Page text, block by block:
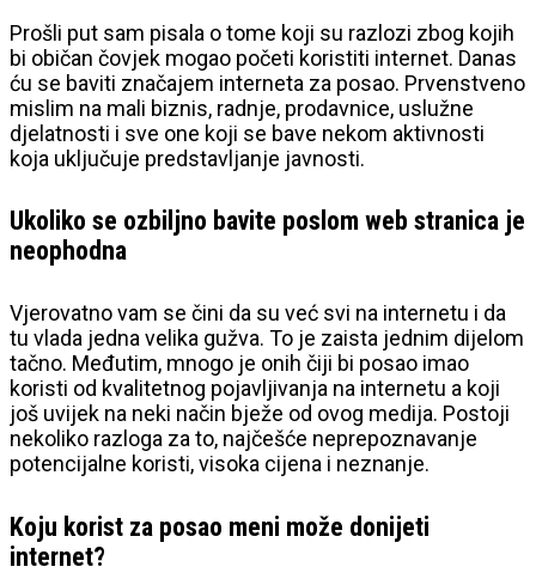
Prošli put sam pisala o tome koji su razlozi zbog kojih
bi običan čovjek mogao početi koristiti internet. Danas
ću se baviti značajem interneta za posao. Prvenstveno
mislim na mali biznis, radnje, prodavnice, uslužne
djelatnosti i sve one koji se bave nekom aktivnosti
koja uključuje predstavljanje javnosti.
Ukoliko se ozbiljno bavite poslom web stranica je
neophodna
Vjerovatno vam se čini da su već svi na internetu i da
tu vlada jedna velika gužva. To je zaista jednim dijelom
tačno. Međutim, mnogo je onih čiji bi posao imao
koristi od kvalitetnog pojavljivanja na internetu a koji
još uvijek na neki način bježe od ovog medija. Postoji
nekoliko razloga za to, najčešće neprepoznavanje
potencijalne koristi, visoka cijena i neznanje.
Koju korist za posao meni može donijeti
internet?